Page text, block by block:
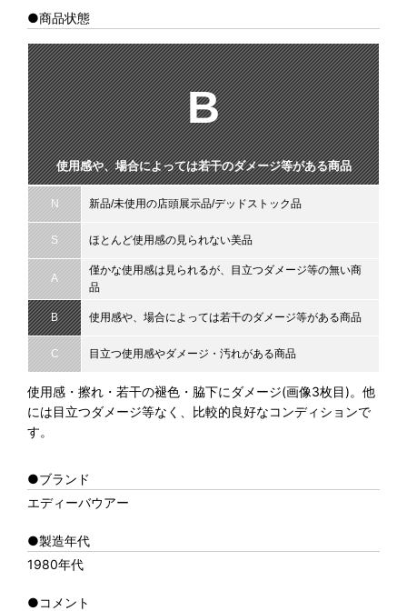
●商品状態
B
使用感や、場合によっては若干のダメージ等がある商品
N 新品/未使用の店頭展示品/デッドストック品
S ほとんど使用感の見られない美品
A
僅かな使用感は見られるが、目立つダメージ等の無い商
品
B 使用感や、場合によっては若干のダメージ等がある商品
C 目立つ使用感やダメージ・汚れがある商品
使用感・擦れ・若干の褪色・脇下にダメージ(画像3枚目)。他
には目立つダメージ等なく、比較的良好なコンディションで
す。
●ブランド
エディーバウアー
●製造年代
1980年代
●コメント